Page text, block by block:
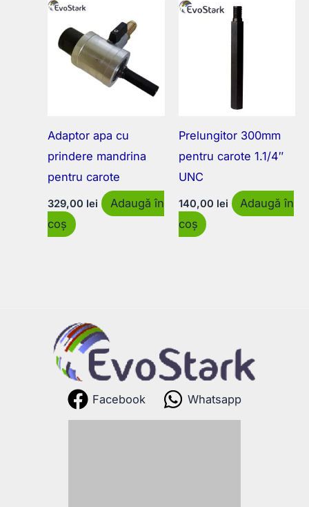
Adaptor apa cu
prindere mandrina
pentru carote
329,00 lei
Adaugă în
coș
Prelungitor 300mm
pentru carote 1.1/4″
UNC
140,00 lei
Adaugă în
coș